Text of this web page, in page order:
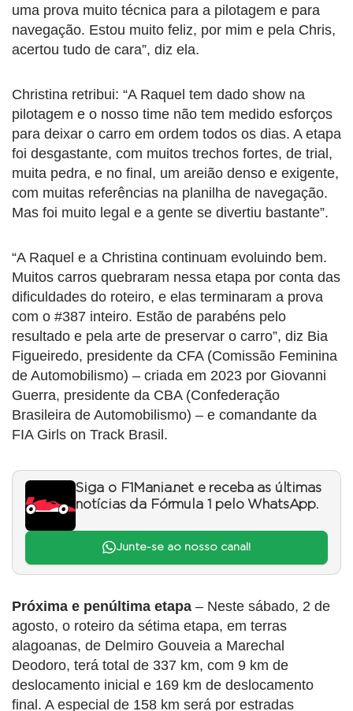
uma prova muito técnica para a pilotagem e para
navegação. Estou muito feliz, por mim e pela Chris,
acertou tudo de cara”, diz ela.
Christina retribui: “A Raquel tem dado show na
pilotagem e o nosso time não tem medido esforços
para deixar o carro em ordem todos os dias. A etapa
foi desgastante, com muitos trechos fortes, de trial,
muita pedra, e no final, um areião denso e exigente,
com muitas referências na planilha de navegação.
Mas foi muito legal e a gente se divertiu bastante”.
“A Raquel e a Christina continuam evoluindo bem.
Muitos carros quebraram nessa etapa por conta das
dificuldades do roteiro, e elas terminaram a prova
com o #387 inteiro. Estão de parabéns pelo
resultado e pela arte de preservar o carro”, diz Bia
Figueiredo, presidente da CFA (Comissão Feminina
de Automobilismo) – criada em 2023 por Giovanni
Guerra, presidente da CBA (Confederação
Brasileira de Automobilismo) – e comandante da
FIA Girls on Track Brasil.
Siga o F1Mania.net e receba as últimas
notícias da Fórmula 1 pelo WhatsApp.
Junte-se ao nosso canal!
Próxima e penúltima etapa – Neste sábado, 2 de
agosto, o roteiro da sétima etapa, em terras
alagoanas, de Delmiro Gouveia a Marechal
Deodoro, terá total de 337 km, com 9 km de
deslocamento inicial e 169 km de deslocamento
final. A especial de 158 km será por estradas